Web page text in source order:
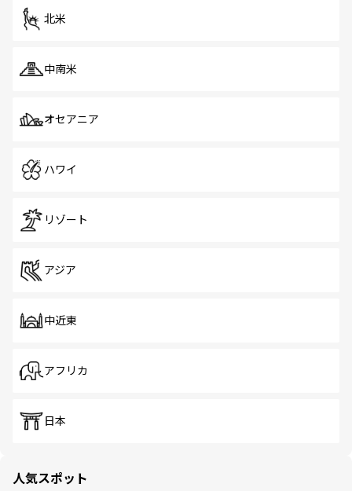
北米
中南米
オセアニア
ハワイ
リゾート
アジア
中近東
アフリカ
日本
人気スポット